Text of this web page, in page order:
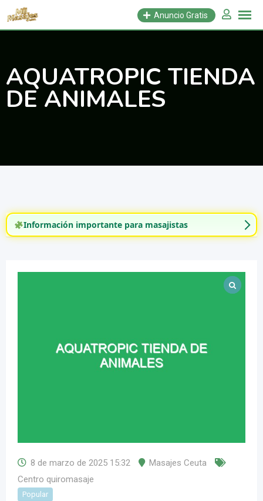
Saltar
Anuncio Gratis
AQUATROPIC TIENDA
DE ANIMALES
Información importante para masajistas
8 de marzo de 2025 15:32
Masajes Ceuta
Centro quiromasaje
Popular